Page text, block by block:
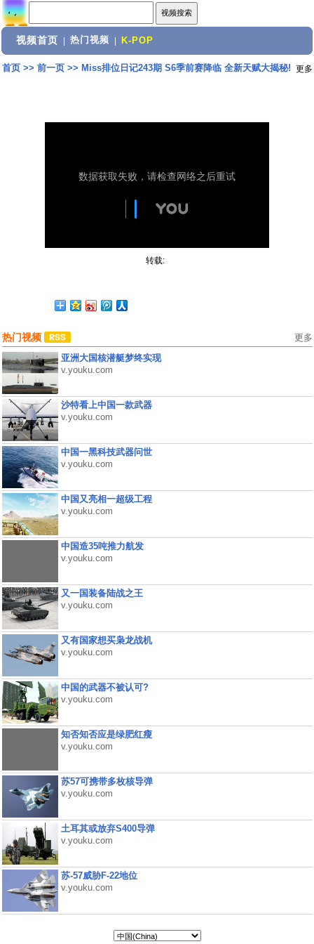
视频首页 热门视频 K-POP
首页>> 前一页>> Miss排位日记243期 S6季前赛降临 全新天赋大揭秘! 更多
转载:
热门视频 更多
亚洲大国核潜艇梦终实现
v.youku.com
沙特看上中国一款武器
v.youku.com
中国一黑科技武器问世
v.youku.com
中国又亮相一超级工程
v.youku.com
中国造35吨推力航发
v.youku.com
又一国装备陆战之王
v.youku.com
又有国家想买枭龙战机
v.youku.com
中国的武器不被认可?
v.youku.com
知否知否应是绿肥红瘦
v.youku.com
苏57可携带多枚核导弹
v.youku.com
土耳其或放弃S400导弹
v.youku.com
苏-57威胁F-22地位
v.youku.com